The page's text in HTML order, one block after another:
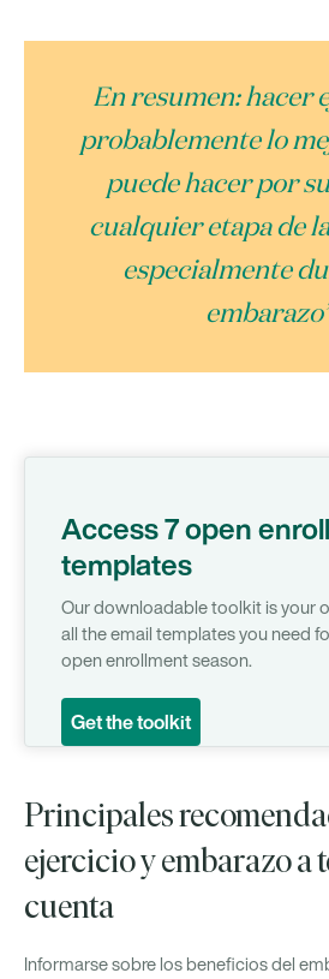
En resumen: hacer
probablemente lo
puede hacer por
cualquier etapa de
especialmente
Access 7 open
templates
Our downloadable toolkit is your
all the email templates you need
open enrollment season.
Get the toolkit
Principales
ejercicio y embarazo a
cuenta
Informarse sobre los beneficios del